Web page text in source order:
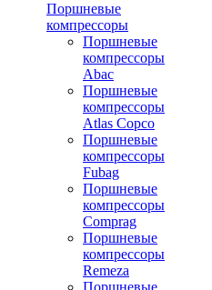
Поршневые
компрессоры
Поршневые
компрессоры
Abac
Поршневые
компрессоры
Atlas Copco
Поршневые
компрессоры
Fubag
Поршневые
компрессоры
Comprag
Поршневые
компрессоры
Remeza
Поршневые